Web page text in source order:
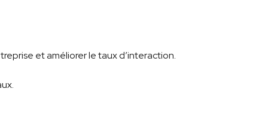
et améliorer le taux d’interaction.